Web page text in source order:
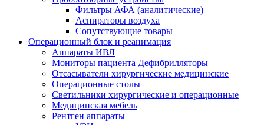
Фильтры АФА (аналитические)
Аспираторы воздуха
Сопутствующие товары
Операционный блок и реанимация
Аппараты ИВЛ
Мониторы пациента Дефибрилляторы
Отсасыватели хирургические медицинские
Операционные столы
Светильники хирургические и операционные
Медицинская мебель
Рентген аппараты